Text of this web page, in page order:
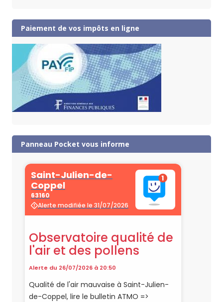
Paiement de vos impôts en ligne
Panneau Pocket vous informe